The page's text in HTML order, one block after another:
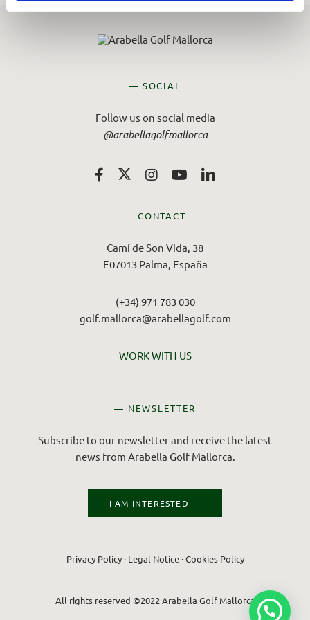
— SOCIAL
Follow us on social media
@arabellagolfmallorca
— CONTACT
Camí de Son Vida, 38
E07013 Palma, España
(+34) 971 783 030
golf.mallorca@arabellagolf.com
WORK WITH US
— NEWSLETTER
Subscribe to our newsletter and receive the latest
news from Arabella Golf Mallorca.
I AM INTERESTED —
Privacy Policy· Legal Notice·Cookies Policy
All rights reserved ©2022 Arabella Golf Mallorca